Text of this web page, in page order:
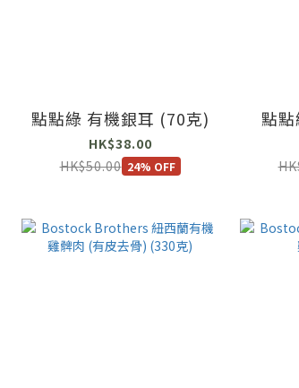
點點綠 有機銀耳 (70克)
HK$38.00
HK$50.00 24% OFF
點